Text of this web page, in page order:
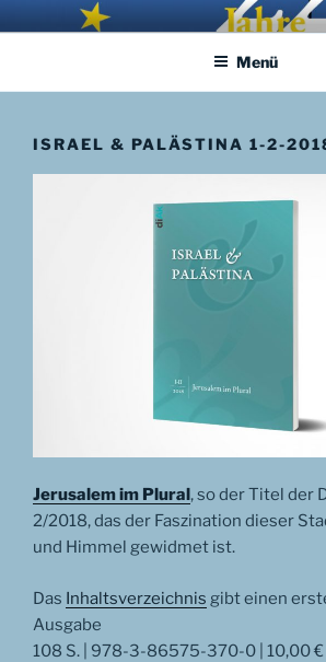
InhaltAPHORISMA.EU
… links und rechts von Jerusalem …
Menü
ISRAEL & PALÄSTINA 1-2-
Jerusalem im Plural, so der Titel der
2/2018, das der Faszination dieser
und Himmel gewidmet ist.
Das Inhaltsverzeichnis gibt einen
Ausgabe
108 S. | 978-3-86575-370-0 | 10,00 €